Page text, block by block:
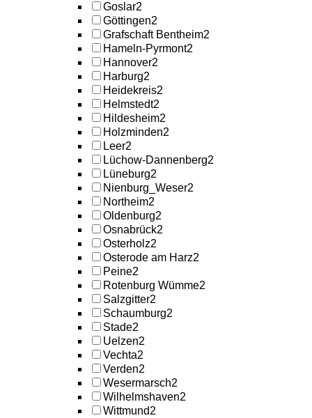
Goslar2
Göttingen2
Grafschaft Bentheim2
Hameln-Pyrmont2
Hannover2
Harburg2
Heidekreis2
Helmstedt2
Hildesheim2
Holzminden2
Leer2
Lüchow-Dannenberg2
Lüneburg2
Nienburg_Weser2
Northeim2
Oldenburg2
Osnabrück2
Osterholz2
Osterode am Harz2
Peine2
Rotenburg Wümme2
Salzgitter2
Schaumburg2
Stade2
Uelzen2
Vechta2
Verden2
Wesermarsch2
Wilhelmshaven2
Wittmund2